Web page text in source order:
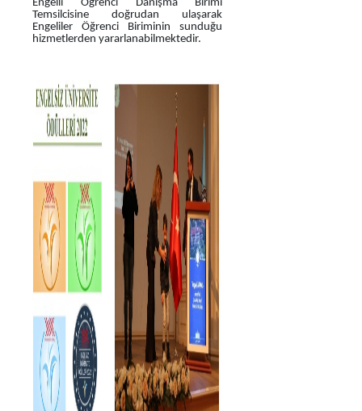
Engelli Öğrenci Danışma Birimi
Temsilcisine doğrudan ulaşarak
Engeliler Öğrenci Biriminin sunduğu
hizmetlerden yararlanabilmektedir.